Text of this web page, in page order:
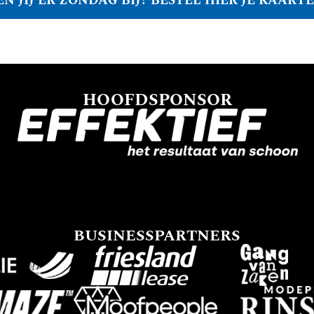
HOOFDSPONSOR
BUSINESSPARTNERS